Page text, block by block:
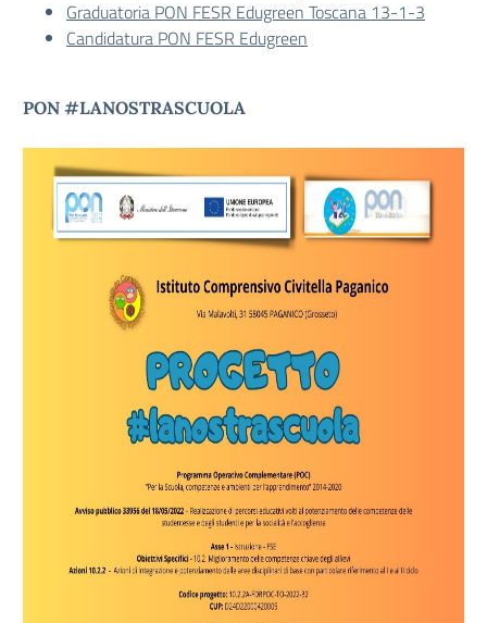
Graduatoria PON FESR Edugreen Toscana 13-1-3
Candidatura PON FESR Edugreen
PON #LANOSTRASCUOLA